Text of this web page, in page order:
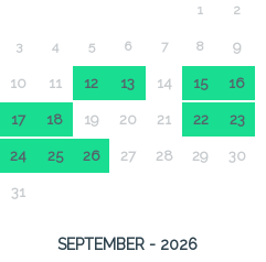
1 2
3 4 5 6 7 8 9
10 11 12 13 14 15 16
17 18 19 20 21 22 23
24 25 26 27 28 29 30
31
SEPTEMBER - 2026